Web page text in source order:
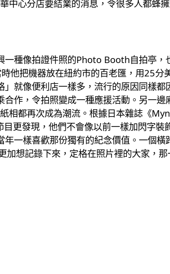
心分店要結業的消息，令很多人都蜂
種像拍證件照的Photo Booth自拍亭，
把機器放在紐約市的百老匯，用25分
就像便利店一樣多，流行的原因同樣都
作，令拍照變成一種應援活動。另一
相都再次成為潮流。根據日本雜誌《
更發現，他們不會像以前一樣加閃字裝
一樣喜歡那份獨有的紀念價值。一個橫
想記錄下來，定格在照片裡的大家，那